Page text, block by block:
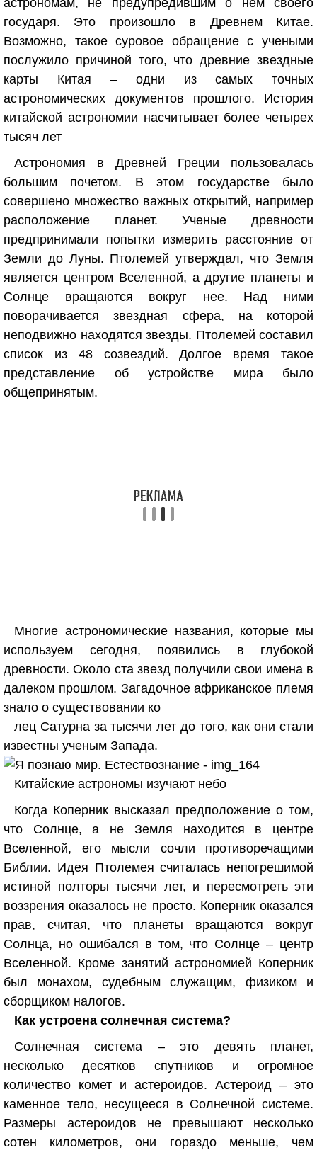
астрономам, не предупредившим о нем своего
государя. Это произошло в Древнем Китае.
Возможно, такое суровое обращение с учеными
послужило причиной того, что древние звездные
карты Китая – одни из самых точных
астрономических документов прошлого. История
китайской астрономии насчитывает более четырех
тысяч лет
Астрономия в Древней Греции пользовалась
большим почетом. В этом государстве было
совершено множество важных открытий, например
расположение планет. Ученые древности
предпринимали попытки измерить расстояние от
Земли до Луны. Птолемей утверждал, что Земля
является центром Вселенной, а другие планеты и
Солнце вращаются вокруг нее. Над ними
поворачивается звездная сфера, на которой
неподвижно находятся звезды. Птолемей составил
список из 48 созвездий. Долгое время такое
представление об устройстве мира было
общепринятым.
Многие астрономические названия, которые мы
используем сегодня, появились в глубокой
древности. Около ста звезд получили свои имена в
далеком прошлом. Загадочное африканское племя
знало о существовании ко
лец Сатурна за тысячи лет до того, как они стали
известны ученым Запада.
Китайские астрономы изучают небо
Когда Коперник высказал предположение о том,
что Солнце, а не Земля находится в центре
Вселенной, его мысли сочли противоречащими
Библии. Идея Птолемея считалась непогрешимой
истиной полторы тысячи лет, и пересмотреть эти
воззрения оказалось не просто. Коперник оказался
прав, считая, что планеты вращаются вокруг
Солнца, но ошибался в том, что Солнце – центр
Вселенной. Кроме занятий астрономией Коперник
был монахом, судебным служащим, физиком и
сборщиком налогов.
Как устроена солнечная система?
Солнечная система – это девять планет,
несколько десятков спутников и огромное
количество комет и астероидов. Астероид – это
каменное тело, несущееся в Солнечной системе.
Размеры астероидов не превышают несколько
сотен километров, они гораздо меньше, чем